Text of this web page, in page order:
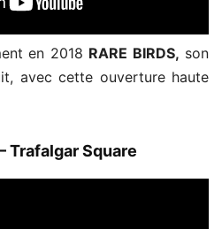
en 2018 RARE BIRDS, son
avec cette ouverture haute
Trafalgar Square